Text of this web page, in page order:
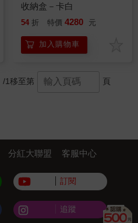
收納盒－卡白
54 折 特價 4280 元
加入購物車
/1移至第 頁
分紅大聯盟 客服中心
訂閱
追蹤